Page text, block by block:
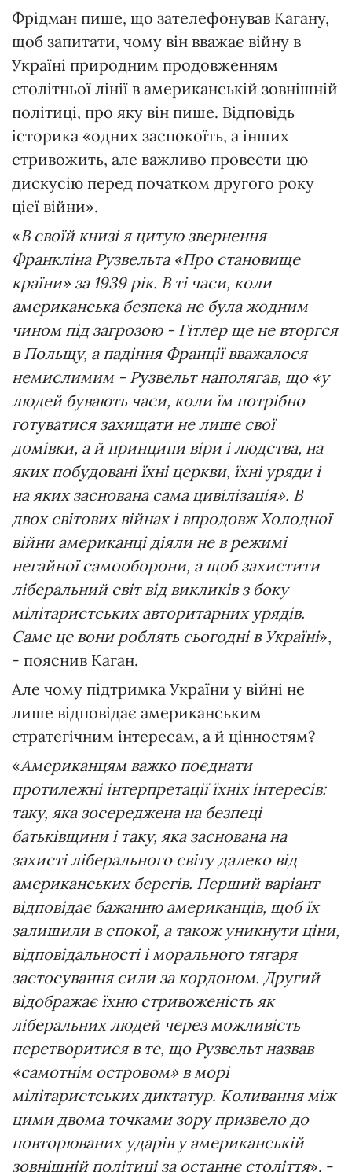
Фрідман пише, що зателефонував Кагану,
щоб запитати, чому він вважає війну в
Україні природним продовженням
столітньої лінії в американській зовнішній
політиці, про яку він пише. Відповідь
історика «одних заспокоїть, а інших
стривожить, але важливо провести цю
дискусію перед початком другого року
цієї війни».
«В своїй книзі я цитую звернення
Франкліна Рузвельта «Про становище
країни» за 1939 рік. В ті часи, коли
американська безпека не була жодним
чином під загрозою - Гітлер ще не вторгся
в Польщу, а падіння Франції вважалося
немислимим - Рузвельт наполягав, що «у
людей бувають часи, коли їм потрібно
готуватися захищати не лише свої
домівки, а й принципи віри і людства, на
яких побудовані їхні церкви, їхні уряди і
на яких заснована сама цивілізація». В
двох світових війнах і впродовж Холодної
війни американці діяли не в режимі
негайної самооборони, а щоб захистити
ліберальний світ від викликів з боку
мілітаристських авторитарних урядів.
Саме це вони роблять сьогодні в Україні»,
- пояснив Каган.
Але чому підтримка України у війні не
лише відповідає американським
стратегічним інтересам, а й цінностям?
«Американцям важко поєднати
протилежні інтерпретації їхніх інтересів:
таку, яка зосереджена на безпеці
батьківщини і таку, яка заснована на
захисті ліберального світу далеко від
американських берегів. Перший варіант
відповідає бажанню американців, щоб їх
залишили в спокої, а також уникнути ціни,
відповідальності і морального тягаря
застосування сили за кордоном. Другий
відображає їхню стривоженість як
ліберальних людей через можливість
перетворитися в те, що Рузвельт назвав
«самотнім островом» в морі
мілітаристських диктатур. Коливання між
цими двома точками зору призвело до
повторюваних ударів у американській
зовнішній політиці за останнє століття», -